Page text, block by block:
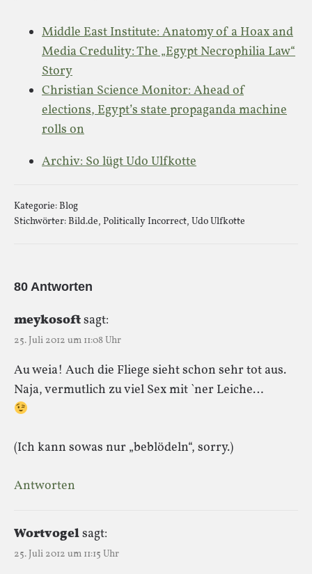
Middle East Institute: Anatomy of a Hoax and
Media Credulity: The „Egypt Necrophilia Law“
Story
Christian Science Monitor: Ahead of
elections, Egypt’s state propaganda machine
rolls on
Archiv: So lügt Udo Ulfkotte
Kategorie:Blog
Stichwörter:Bild.de, Politically Incorrect, Udo Ulfkotte
80 Antworten
meykosoftsagt:
25. Juli 2012 um 11:08 Uhr
Au weia! Auch die Fliege sieht schon sehr tot aus.
Naja, vermutlich zu viel Sex mit `ner Leiche…
(Ich kann sowas nur „beblödeln“, sorry.)
Antworten
Wortvogelsagt:
25. Juli 2012 um 11:15 Uhr